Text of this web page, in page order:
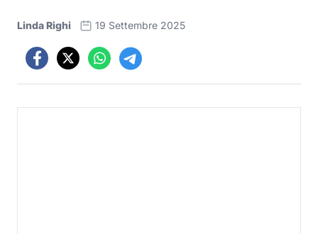
Linda Righi 19 Settembre 2025